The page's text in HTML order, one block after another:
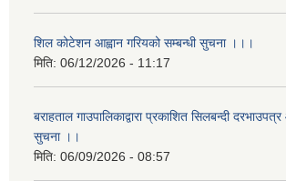
शिल कोटेशन आह्वान गरियको सम्बन्धी सुचना ।।।
मिति: 06/12/2026 - 11:17
बराहताल गाउपालिकाद्वारा प्रकाशित सिलबन्दी
सुचना ।।
मिति: 06/09/2026 - 08:57